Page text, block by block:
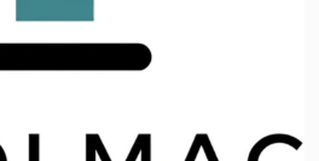
Talla 18